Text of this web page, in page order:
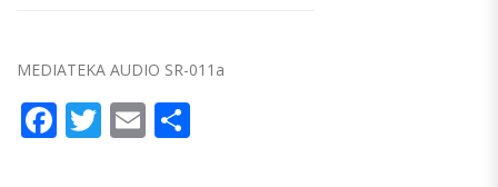
MEDIATEKA AUDIO SR-011a
Facebook
Twitter
Email